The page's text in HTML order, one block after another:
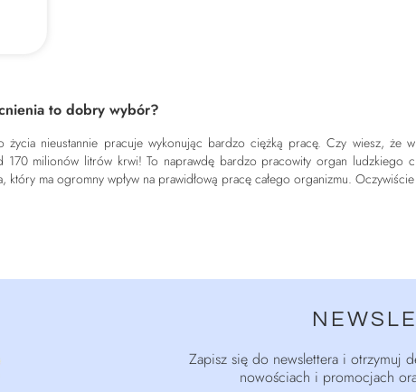
to dobry wybór?
nieustannie pracuje wykonując bardzo ciężką pracę. Czy wiesz, że
170 milionów litrów krwi! To naprawdę bardzo pracowity organ ludzkiego
który ma ogromny wpływ na prawidłową pracę całego organizmu.
Zapisz się do newslettera i otrzymuj
nowościach i promocjach